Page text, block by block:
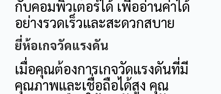
กับคอมพิวเตอร์ได้ เพื่ออ่านค่าได้
อย่างรวดเร็วและสะดวกสบาย
ยี่ห้อเกจวัดแรงดัน
เมื่อคุณต้องการเกจวัดแรงดันที่มี
คุณภาพและเชื่อถือได้สูง คุณ